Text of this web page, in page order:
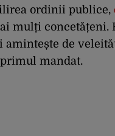
ordinii publice,
mulți concetățeni.
de
mandat.